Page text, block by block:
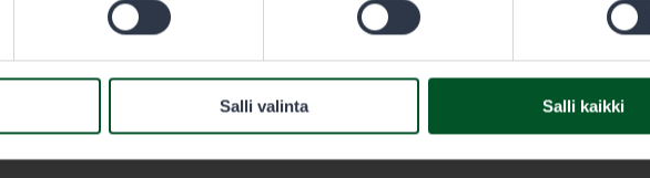
Salli valinta Salli kaikki
susi on myrkytetty erittäin